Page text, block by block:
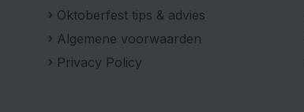
Oktoberfest tips & advies
Algemene voorwaarden
Privacy Policy